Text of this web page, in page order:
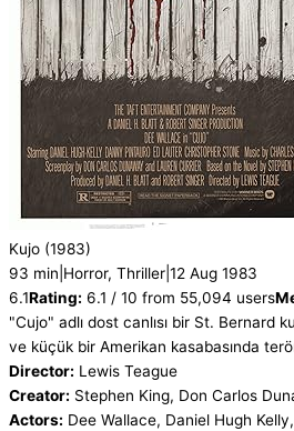
Kujo (1983)
93 min Horror, Thriller 12 Aug 1983
6.1Rating: 6.1 / 10 from 55,094 users
"Cujo" adlı dost canlısı bir St. Bernard
ve küçük bir Amerikan kasabasında
Director: Lewis Teague
Creator: Stephen King, Don Carlos
Actors: Dee Wallace, Daniel Hugh